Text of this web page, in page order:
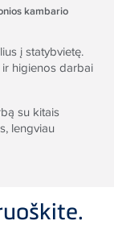
kambario
į statybvietę.
higienos darbai
su kitais
lengviau